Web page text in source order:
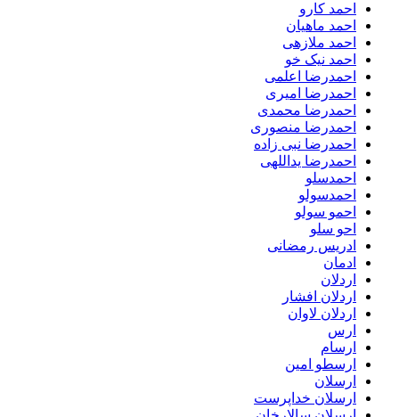
احمد کارو
احمد ماهیان
احمد ملازهی
احمد نیک خو
احمدرضا اعلمی
احمدرضا امیری
احمدرضا محمدی
احمدرضا منصوری
احمدرضا نبی زاده
احمدرضا یداللهی
احمدسلو
احمدسولو
احمو سولو
احو سلو
ادریس رمضانی
ادمان
اردلان
اردلان افشار
اردلان لاوان
ارس
ارسام
ارسطو امین
ارسلان
ارسلان خداپرست